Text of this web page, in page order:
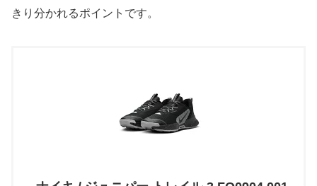
きり分かれるポイントです。